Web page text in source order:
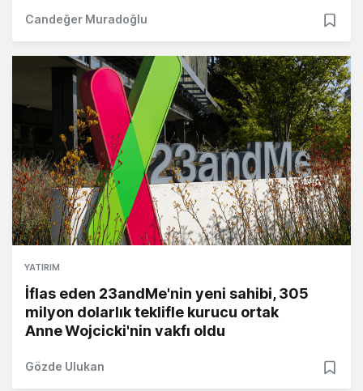
Candeğer Muradoğlu
YATIRIM
İflas eden 23andMe'nin yeni sahibi, 305
milyon dolarlık teklifle kurucu ortak
Anne Wojcicki'nin vakfı oldu
Gözde Ulukan